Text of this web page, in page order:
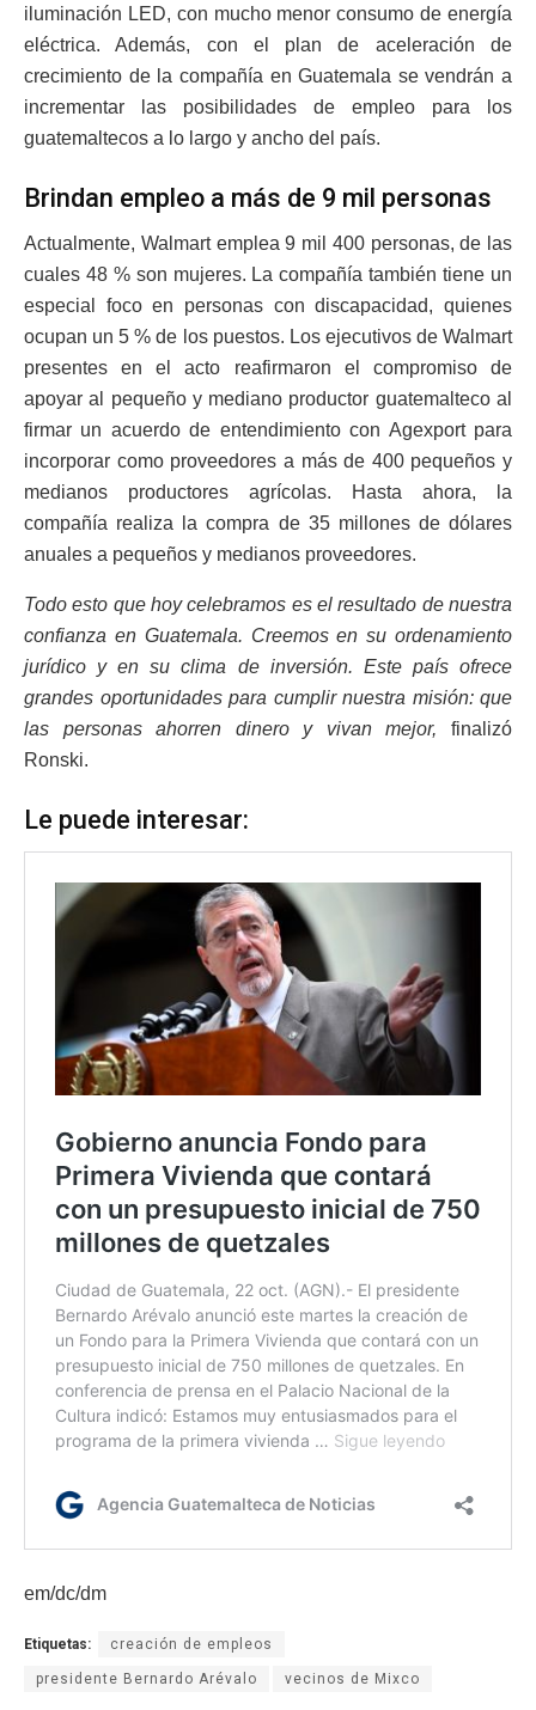
iluminación LED, con mucho menor consumo de energía
eléctrica. Además, con el plan de aceleración de
crecimiento de la compañía en Guatemala se vendrán a
incrementar las posibilidades de empleo para los
guatemaltecos a lo largo y ancho del país.
Brindan empleo a más de 9 mil personas
Actualmente, Walmart emplea 9 mil 400 personas, de las
cuales 48 % son mujeres. La compañía también tiene un
especial foco en personas con discapacidad, quienes
ocupan un 5 % de los puestos. Los ejecutivos de Walmart
presentes en el acto reafirmaron el compromiso de
apoyar al pequeño y mediano productor guatemalteco al
firmar un acuerdo de entendimiento con Agexport para
incorporar como proveedores a más de 400 pequeños y
medianos productores agrícolas. Hasta ahora, la
compañía realiza la compra de 35 millones de dólares
anuales a pequeños y medianos proveedores.
Todo esto que hoy celebramos es el resultado de nuestra
confianza en Guatemala. Creemos en su ordenamiento
jurídico y en su clima de inversión. Este país ofrece
grandes oportunidades para cumplir nuestra misión: que
las personas ahorren dinero y vivan mejor, finalizó
Ronski.
Le puede interesar:
em/dc/dm
Etiquetas: creación de empleos
presidente Bernardo Arévalo vecinos de Mixco